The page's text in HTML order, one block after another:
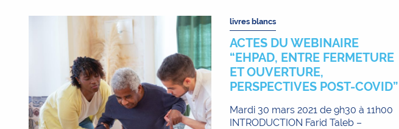
livres blancs
ACTES DU WEBINAIRE
“EHPAD, ENTRE FERMETURE
ET OUVERTURE,
PERSPECTIVES POST-COVID”
Mardi 30 mars 2021 de 9h30 à 11h00
INTRODUCTION Farid Taleb –